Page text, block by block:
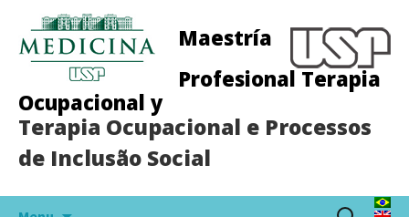
Maestría
Profesional Terapia
Ocupacional y
Terapia Ocupacional e Processos
de Inclusão Social
Buscar: